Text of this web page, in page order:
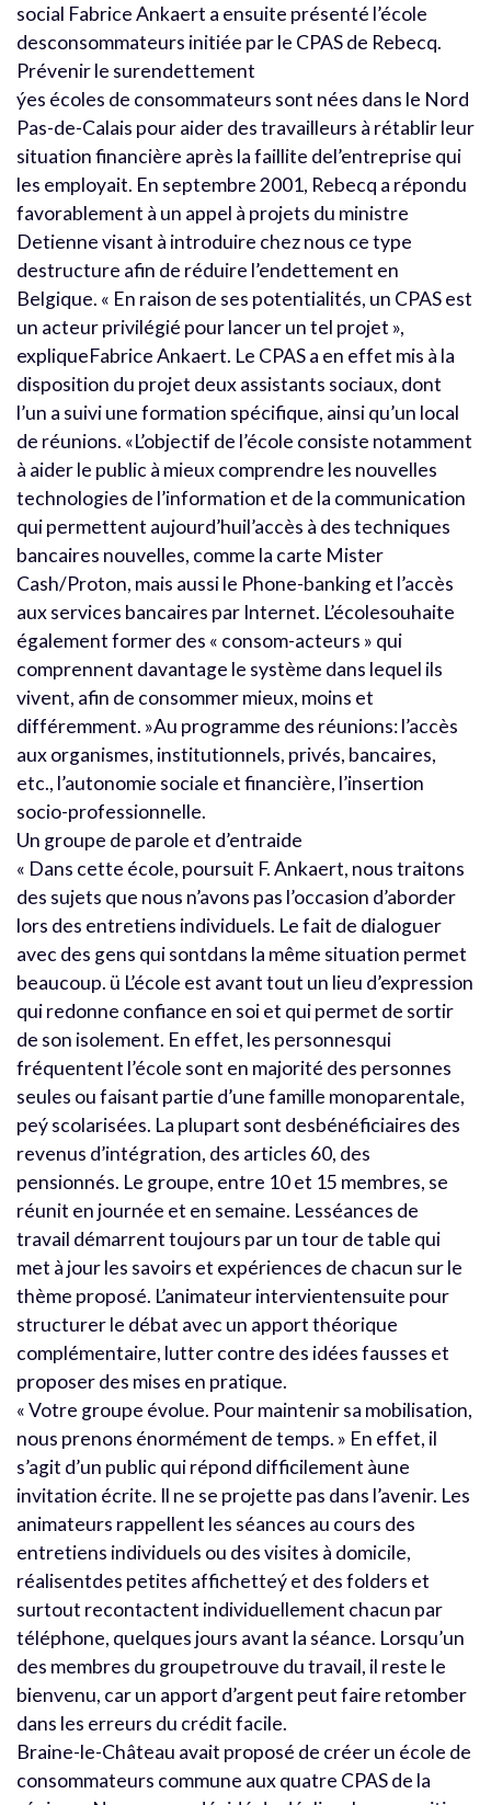
social Fabrice Ankaert a ensuite présenté l’école
desconsommateurs initiée par le CPAS de Rebecq.
Prévenir le surendettement
ýes écoles de consommateurs sont nées dans le Nord
Pas-de-Calais pour aider des travailleurs à rétablir leur
situation financière après la faillite del’entreprise qui
les employait. En septembre 2001, Rebecq a répondu
favorablement à un appel à projets du ministre
Detienne visant à introduire chez nous ce type
destructure afin de réduire l’endettement en
Belgique. « En raison de ses potentialités, un CPAS est
un acteur privilégié pour lancer un tel projet »,
expliqueFabrice Ankaert. Le CPAS a en effet mis à la
disposition du projet deux assistants sociaux, dont
l’un a suivi une formation spécifique, ainsi qu’un local
de réunions. «L’objectif de l’école consiste notamment
à aider le public à mieux comprendre les nouvelles
technologies de l’information et de la communication
qui permettent aujourd’huil’accès à des techniques
bancaires nouvelles, comme la carte Mister
Cash/Proton, mais aussi le Phone-banking et l’accès
aux services bancaires par Internet. L’écolesouhaite
également former des « consom-acteurs » qui
comprennent davantage le système dans lequel ils
vivent, afin de consommer mieux, moins et
différemment. »Au programme des réunions: l’accès
aux organismes, institutionnels, privés, bancaires,
etc., l’autonomie sociale et financière, l’insertion
socio-professionnelle.
Un groupe de parole et d’entraide
« Dans cette école, poursuit F. Ankaert, nous traitons
des sujets que nous n’avons pas l’occasion d’aborder
lors des entretiens individuels. Le fait de dialoguer
avec des gens qui sontdans la même situation permet
beaucoup. ü L’école est avant tout un lieu d’expression
qui redonne confiance en soi et qui permet de sortir
de son isolement. En effet, les personnesqui
fréquentent l’école sont en majorité des personnes
seules ou faisant partie d’une famille monoparentale,
peý scolarisées. La plupart sont desbénéficiaires des
revenus d’intégration, des articles 60, des
pensionnés. Le groupe, entre 10 et 15 membres, se
réunit en journée et en semaine. Lesséances de
travail démarrent toujours par un tour de table qui
met à jour les savoirs et expériences de chacun sur le
thème proposé. L’animateur intervientensuite pour
structurer le débat avec un apport théorique
complémentaire, lutter contre des idées fausses et
proposer des mises en pratique.
« Votre groupe évolue. Pour maintenir sa mobilisation,
nous prenons énormément de temps. » En effet, il
s’agit d’un public qui répond difficilement àune
invitation écrite. Il ne se projette pas dans l’avenir. Les
animateurs rappellent les séances au cours des
entretiens individuels ou des visites à domicile,
réalisentdes petites affichetteý et des folders et
surtout recontactent individuellement chacun par
téléphone, quelques jours avant la séance. Lorsqu’un
des membres du groupetrouve du travail, il reste le
bienvenu, car un apport d’argent peut faire retomber
dans les erreurs du crédit facile.
Braine-le-Château avait proposé de créer un école de
consommateurs commune aux quatre CPAS de la